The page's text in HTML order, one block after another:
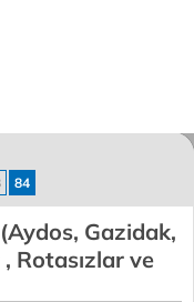
84
Gazidak,
Rotasızlar ve